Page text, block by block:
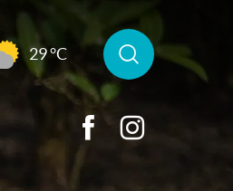
29 °C